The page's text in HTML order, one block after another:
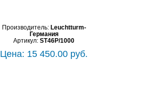
Производитель: Leuchtturm-
Германия
Артикул: ST46P/1000
Цена: 15 450.00 руб.